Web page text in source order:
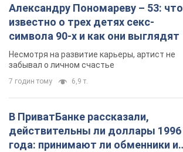
Александру Пономареву – 53: что
известно о трех детях секс-
символа 90-х и как они выглядят
Несмотря на развитие карьеры, артист не
забывал о личном счастье
7 годин тому 6,9 т.
В ПриватБанке рассказали,
действительны ли доллары 1996
года: принимают ли обменники и